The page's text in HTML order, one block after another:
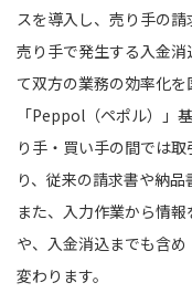
スを導入し、売り手の
売り手で発生する入金
て双方の業務の効率化を
「Peppol（ペポル）」
り手・買い手の間では
り、従来の請求書や納品
また、入力作業から情
や、入金消込までも含
変わります。